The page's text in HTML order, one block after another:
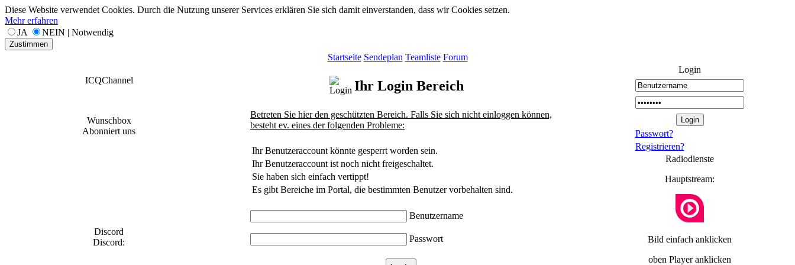
Diese Website verwendet Cookies. Durch die Nutzung unserer Services erklären Sie sich damit einverstanden, dass wir Cookies setzen.
Mehr erfahren
JA
NEIN | Notwendig
Zustimmen
Startseite Sendeplan Teamliste Forum
ICQChannel
Wunschbox
Abonniert uns
Discord
Discord:
Ihr Login Bereich
Betreten Sie hier den geschützten Bereich. Falls Sie sich nicht einloggen können,
besteht ev. eines der folgenden Probleme:
Ihr Benutzeraccount könnte gesperrt worden sein.
Ihr Benutzeraccount ist noch nicht freigeschaltet.
Sie haben sich einfach vertippt!
Es gibt Bereiche im Portal, die bestimmten Benutzer vorbehalten sind.
Benutzername
Passwort
Login
Passwort?
Registrieren?
Radiodienste
Hauptstream:
Bild einfach anklicken
oben Player anklicken